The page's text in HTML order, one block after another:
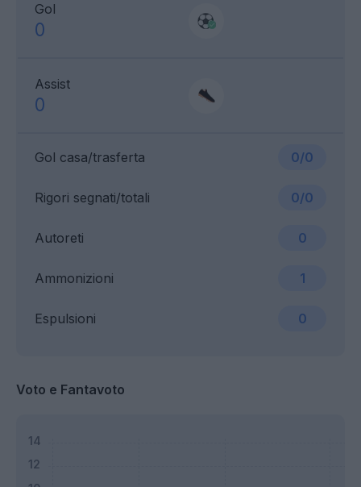
Gol
0
Assist
0
Gol casa/trasferta 0/0
Ammonizioni 1
Rigori segnati/totali 0/0
Espulsioni 0
Autoreti 0
Voto e Fantavoto